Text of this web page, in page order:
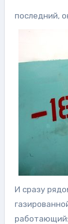
последний,
И сразу
работающий: